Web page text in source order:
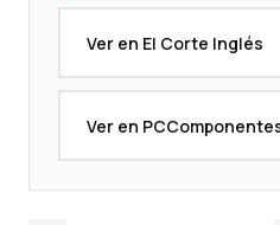
Ver en El Corte Inglés
Ver en